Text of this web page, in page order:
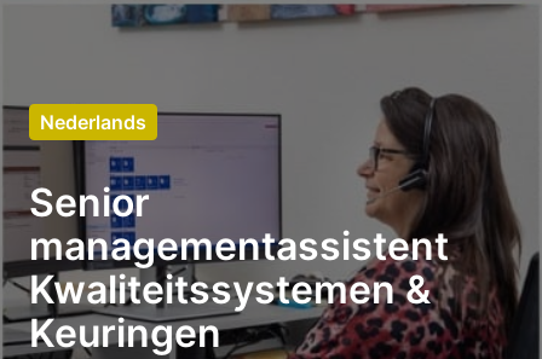
Nederlands
Senior
managementassistent
Kwaliteitssystemen &
Keuringen